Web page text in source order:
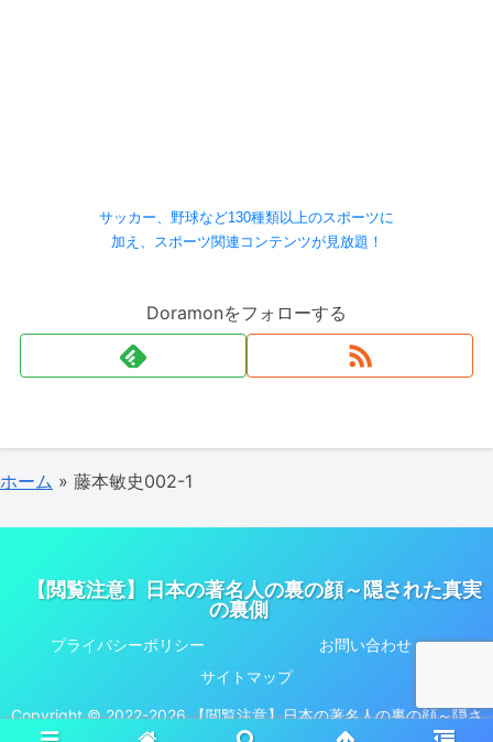
サッカー、野球など130種類以上のスポーツに
加え、スポーツ関連コンテンツが見放題！
Doramonをフォローする
ホーム » 藤本敏史002-1
【閲覧注意】日本の著名人の裏の顔～隠された真実
の裏側
プライバシーポリシー
お問い合わせ
サイトマップ
Copyright © 2022-2026 【閲覧注意】日本の著名人の裏の顔～隠さ